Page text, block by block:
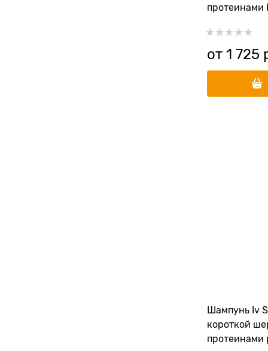
протеинами
от 1 725
Шампунь Iv
короткой
протеинами